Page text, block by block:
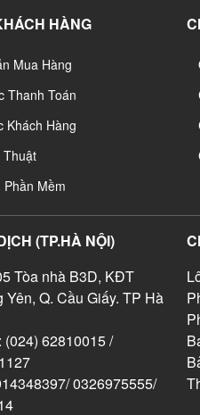
HÀNG
Mua Hàng
Thanh Toán
Khách Hàng
Thuật
Phần Mềm
(TP.HÀ NỘI)
Tòa nhà B3D, KĐT
Yên, Q. Cầu Giấy. TP Hà
62810015 /
0326975555/